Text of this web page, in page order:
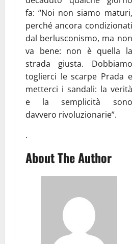
fa: “Noi non siamo maturi,
perché ancora condizionati
dal berlusconismo, ma non
va bene: non è quella la
strada giusta. Dobbiamo
toglierci le scarpe Prada e
metterci i sandali: la verità
e la semplicità sono
davvero rivoluzionarie”.
.
About The Author